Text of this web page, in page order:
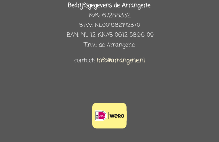
Bedrijfsgegevens de Arrangerie:
KvK: 67288332
BTW: NL001682142B70
IBAN: NL 12 KNAB 0612 5896 09
T.n.v.: de Arrangerie
contact: info@arrangerie.nl